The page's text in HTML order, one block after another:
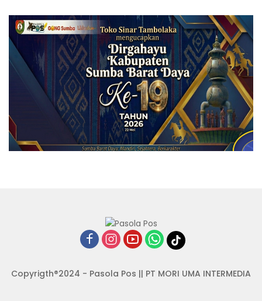
Copyrigth®2024 - Pasola Pos || PT MORI UMA INTERMEDIA